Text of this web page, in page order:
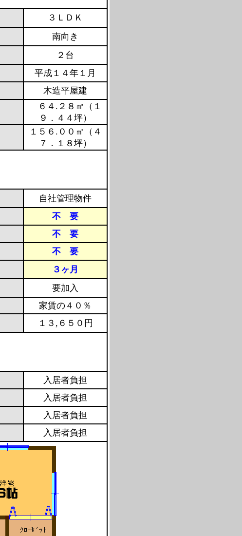
３ＬＤＫ
南向き
２台
平成１４年１月
木造平屋建
６４.２８㎡（１
９．４４坪）
１５６.００㎡（４
７．１８坪）
自社管理物件
不 要
不 要
不 要
３ヶ月
要加入
家賃の４０％
１３,６５０円
入居者負担
入居者負担
入居者負担
入居者負担